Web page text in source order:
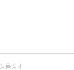
상품상세